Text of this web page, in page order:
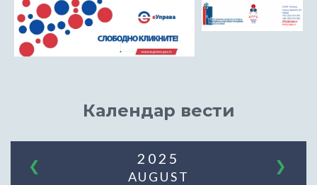
Календар вести
❮ ❯
2025
AUGUST